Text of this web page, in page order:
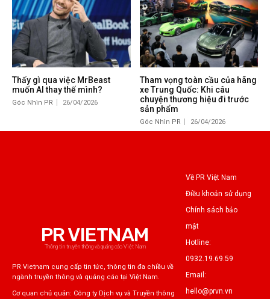
Thấy gì qua việc MrBeast
muốn AI thay thế mình?
Góc Nhìn PR 26/04/2026
Tham vọng toàn cầu của hãng
xe Trung Quốc: Khi câu
chuyện thương hiệu đi trước
sản phẩm
Góc Nhìn PR 26/04/2026
PR VIETNAM
Thông tin truyền thông và quảng cáo Việt Nam
PR Vietnam cung cấp tin tức, thông tin đa chiều về
ngành truyền thông và quảng cáo tại Việt Nam.
Cơ quan chủ quản: Công ty Dịch vụ và Truyền thông
Về PR Việt Nam
Điều khoản sử dụng
Chính sách bảo
mật
Hotline:
0932.19.69.59
Email:
hello@prvn.vn